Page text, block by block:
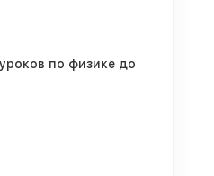
по физике до